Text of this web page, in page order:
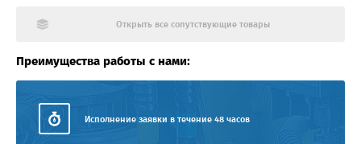
Открыть все сопутствующие товары
Преимущества работы с нами:
Исполнение заявки в течение 48 часов